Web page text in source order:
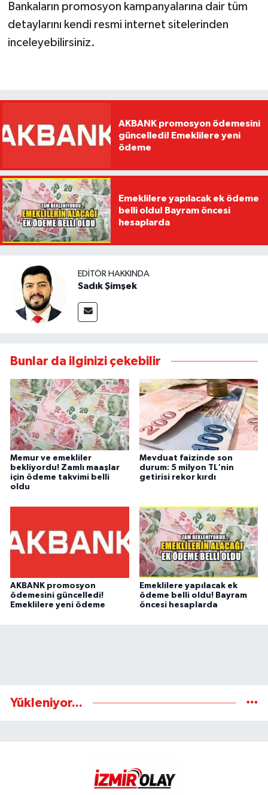
Bankaların promosyon kampanyalarına dair tüm
detaylarını kendi resmi internet sitelerinden
inceleyebilirsiniz.
AKBANK promosyon ödemesini
güncelledi! Emeklilere yeni
ödeme
Emeklilere yapılacak ek ödeme
belli oldu! Bayram öncesi
hesaplarda
EDITÖR HAKKINDA
Sadık Şimşek
Bunlar da ilginizi çekebilir
Memur ve emekliler
bekliyordu! Zamlı maaşlar
için ödeme takvimi belli
oldu
Mevduat faizinde son
durum: 5 milyon TL'nin
getirisi rekor kırdı
AKBANK promosyon
ödemesini güncelledi!
Emeklilere yeni ödeme
Emeklilere yapılacak ek
ödeme belli oldu! Bayram
öncesi hesaplarda
Yükleniyor...